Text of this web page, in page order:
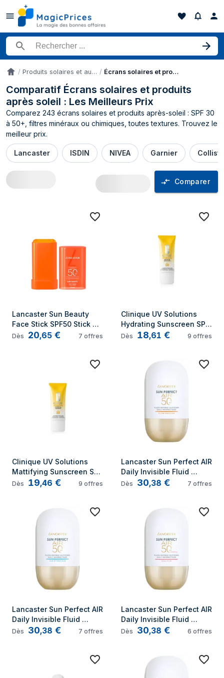
Rechercher un produit
Accueil Produits solaires et autobronzants Écrans solaires et produits après soleil
Comparatif Écrans solaires et produits
après soleil : Les Meilleurs Prix
Comparez 243 écrans solaires et produits après-soleil : SPF 30
à 50+, filtres minéraux ou chimiques, toutes textures. Trouvez le
meilleur prix.
Lancaster ISDIN NIVEA Garnier
Comparer
Comparateur de prix Écrans solaires et
Lancaster Sun Beauty
Face Stick SPF50 Stick de
protection solaire Visage
Dès 20,65 € 7 offres
Clinique UV Solutions
Hydrating Sunscreen SPF
50 Crème d’écran solaire
Dès 18,61 € 9 offres
Clinique UV Solutions
Mattifying Sunscreen SPF
50 Crème d’écran solaire
Dès 19,46 € 9 offres
Lancaster Sun Perfect AIR
Daily Invisible Fluid
SPF50 Glow Booster
Dès 30,38 € 7 offres
Lancaster Sun Perfect AIR
Daily Invisible Fluid
SPF50 24H Hydration
Dès 30,38 € 7 offres
Lancaster Sun Perfect AIR
Daily Invisible Fluid
SPF50 Sensitive Mineral
Dès 30,38 € 6 offres